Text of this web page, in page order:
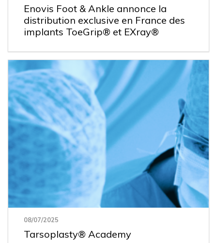
Enovis Foot & Ankle annonce la
distribution exclusive en France des
implants ToeGrip® et EXray®
08/07/2025
Tarsoplasty® Academy